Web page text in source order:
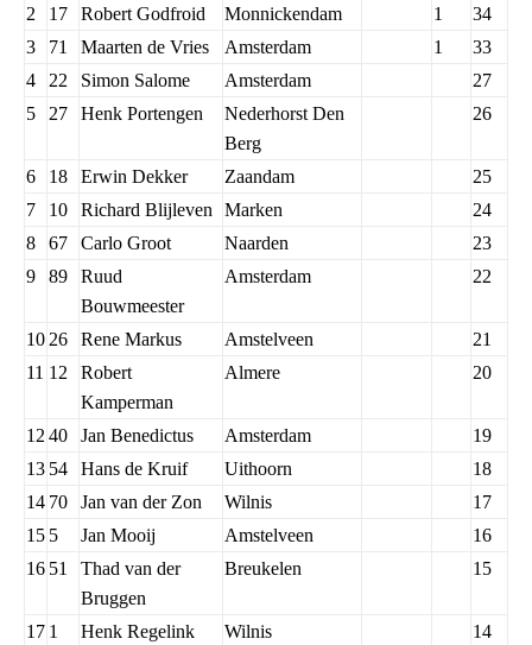
2
17 Robert Godfroid Monnickendam 1
34
3
71 Maarten de Vries Amsterdam 1
33
4
22 Simon Salome Amsterdam
27
5
27 Henk Portengen
Nederhorst Den
Berg
26
6 18 Erwin Dekker Zaandam
25
7
10 Richard Blijleven Marken
24
8
67 Carlo Groot Naarden
23
9
89
Ruud
Bouwmeester
Amsterdam 22
10 26 Rene Markus Amstelveen
21
11 12
Robert
Kamperman
Almere 20
12 40 Jan Benedictus Amsterdam
19
13 54 Hans de Kruif Uithoorn
18
14 70 Jan van der Zon Wilnis
17
15 5 Jan Mooij Amstelveen
16
16 51
Thad van der
Bruggen
Breukelen 15
17 1 Henk Regelink Wilnis 14